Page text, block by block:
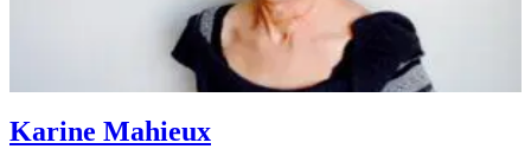
Karine Mahieux